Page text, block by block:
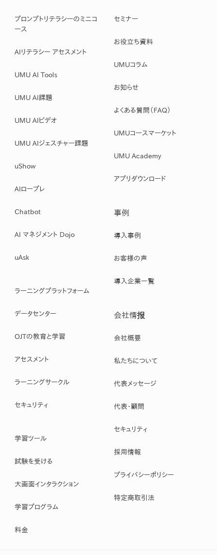
プロンプトリテラシーのミニコ
ース
AIリテラシー アセスメント
UMU AI Tools
UMU AI課題
UMU AIビデオ
UMU AIジェスチャー課題
uShow
AIロープレ
Chatbot
AI マネジメント Dojo
uAsk
ラーニングプラットフォーム
データセンター
OJTの教育と学習
アセスメント
ラーニングサークル
セキュリティ
学習ツール
試験を受ける
大画面インタラクション
学習プログラム
料金
セミナー
お役立ち資料
UMUコラム
お知らせ
よくある質問（FAQ）
UMUコースマーケット
UMU Academy
アプリダウンロード
事例
導入事例
お客様の声
導入企業一覧
会社情报
会社概要
私たちについて
代表メッセージ
代表・顧問
セキュリティ
採用情報
プライバシーポリシー
特定商取引法